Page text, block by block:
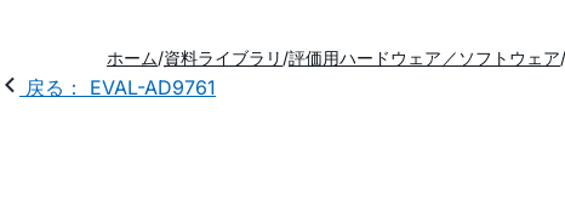
ホーム 資料ライブラリ 評価用ハードウェア／ソフトウェア
戻る： EVAL-AD9761